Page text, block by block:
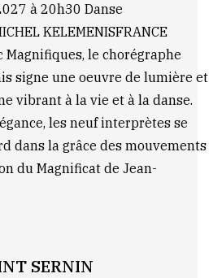
à 20h30 Danse
KELEMENISFRANCE
Magnifiques, le chorégraphe
signe une oeuvre de lumière et
vibrant à la vie et à la danse.
les neuf interprètes se
dans la grâce des mouvements
du Magnificat de Jean-
SERNIN